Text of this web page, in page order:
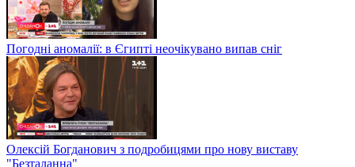
Погодні аномалії: в Єгипті неочікувано випав сніг
Олексій Богданович з подробицями про нову виставу
"Безталанна"